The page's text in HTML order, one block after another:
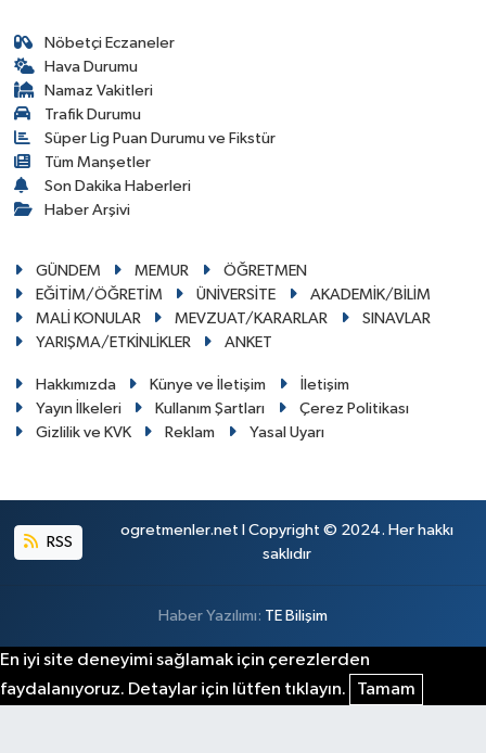
Nöbetçi Eczaneler
Hava Durumu
Namaz Vakitleri
Trafik Durumu
Süper Lig Puan Durumu ve Fikstür
Tüm Manşetler
Son Dakika Haberleri
Haber Arşivi
GÜNDEM MEMUR
ÖĞRETMEN
EĞİTİM/ÖĞRETİM
ÜNİVERSİTE
AKADEMİK/BİLİM
MALİ KONULAR
MEVZUAT/KARARLAR
SINAVLAR
YARIŞMA/ETKİNLİKLER
ANKET
Hakkımızda Künye ve İletişim
İletişim
Yayın İlkeleri
Kullanım Şartları
Çerez Politikası
Gizlilik ve KVK
Reklam Yasal Uyarı
RSS
ogretmenler.net I Copyright © 2024. Her hakkı
saklıdır
Haber Yazılımı: TE Bilişim
En iyi site deneyimi sağlamak için çerezlerden
faydalanıyoruz. Detaylar için lütfen tıklayın.
Tamam